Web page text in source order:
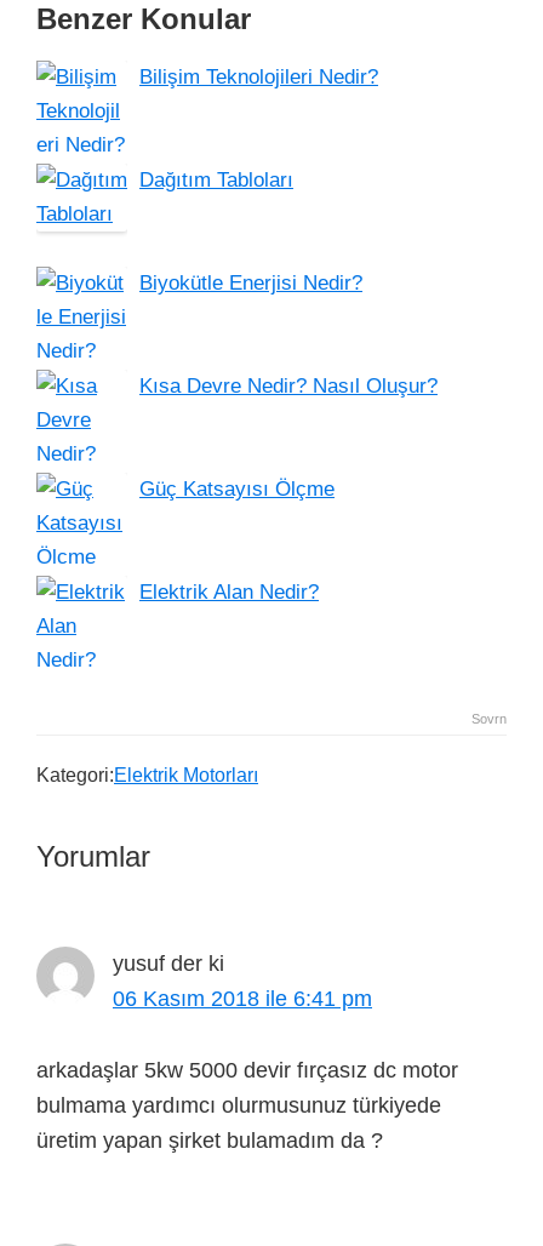
Benzer Konular
Bilişim Teknolojileri Nedir?
Dağıtım Tabloları
Biyokütle Enerjisi Nedir?
Kısa Devre Nedir? Nasıl Oluşur?
Güç Katsayısı Ölçme
Elektrik Alan Nedir?
Sovrn
Kategori:Elektrik Motorları
Yorumlar
yusuf der ki
06 Kasım 2018 ile 6:41 pm
arkadaşlar 5kw 5000 devir fırçasız dc motor
bulmama yardımcı olurmusunuz türkiyede
üretim yapan şirket bulamadım da ?